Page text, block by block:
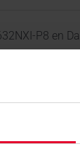
P8 en
pre optické